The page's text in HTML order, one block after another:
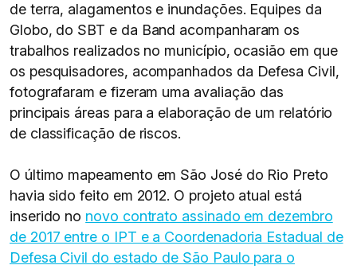
de terra, alagamentos e inundações. Equipes da
Globo, do SBT e da Band acompanharam os
trabalhos realizados no município, ocasião em que
os pesquisadores, acompanhados da Defesa Civil,
fotografaram e fizeram uma avaliação das
principais áreas para a elaboração de um relatório
de classificação de riscos.
O último mapeamento em São José do Rio Preto
havia sido feito em 2012. O projeto atual está
inserido no novo contrato assinado em dezembro
de 2017 entre o IPT e a Coordenadoria Estadual de
Defesa Civil do estado de São Paulo para o